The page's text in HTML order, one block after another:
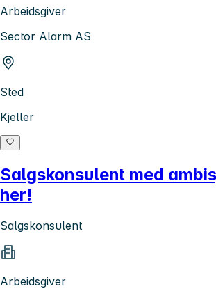
Arbeidsgiver
Sector Alarm AS
Sted
Kjeller
Salgskonsulent med
her!
Salgskonsulent
Arbeidsgiver